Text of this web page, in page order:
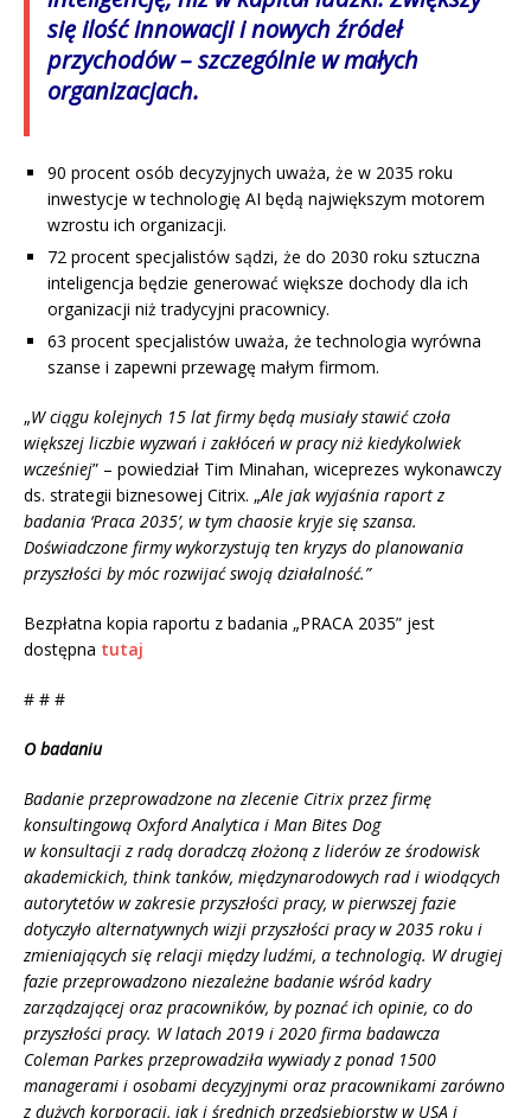
się ilość innowacji i nowych źródeł
przychodów – szczególnie w małych
organizacjach.
90 procent osób decyzyjnych uważa, że w 2035 roku
inwestycje w technologię AI będą największym motorem
wzrostu ich organizacji.
72 procent specjalistów sądzi, że do 2030 roku sztuczna
inteligencja będzie generować większe dochody dla ich
organizacji niż tradycyjni pracownicy.
63 procent specjalistów uważa, że technologia wyrówna
szanse i zapewni przewagę małym firmom.
„W ciągu kolejnych 15 lat firmy będą musiały stawić czoła
większej liczbie wyzwań i zakłóceń w pracy niż kiedykolwiek
wcześniej” – powiedział Tim Minahan, wiceprezes wykonawczy
ds. strategii biznesowej Citrix. „Ale jak wyjaśnia raport z
badania ‘Praca 2035’, w tym chaosie kryje się szansa.
Doświadczone firmy wykorzystują ten kryzys do planowania
przyszłości by móc rozwijać swoją działalność.”
Bezpłatna kopia raportu z badania „PRACA 2035” jest
dostępna tutaj
# # #
O badaniu
Badanie przeprowadzone na zlecenie Citrix przez firmę
konsultingową Oxford Analytica i Man Bites Dog
w konsultacji z radą doradczą złożoną z liderów ze środowisk
akademickich, think tanków, międzynarodowych rad i wiodących
autorytetów w zakresie przyszłości pracy, w pierwszej fazie
dotyczyło alternatywnych wizji przyszłości pracy w 2035 roku i
zmieniających się relacji między ludźmi, a technologią. W drugiej
fazie przeprowadzono niezależne badanie wśród kadry
zarządzającej oraz pracowników, by poznać ich opinie, co do
przyszłości pracy. W latach 2019 i 2020 firma badawcza
Coleman Parkes przeprowadziła wywiady z ponad 1500
managerami i osobami decyzyjnymi oraz pracownikami zarówno
z dużych korporacji, jak i średnich przedsiębiorstw w USA i